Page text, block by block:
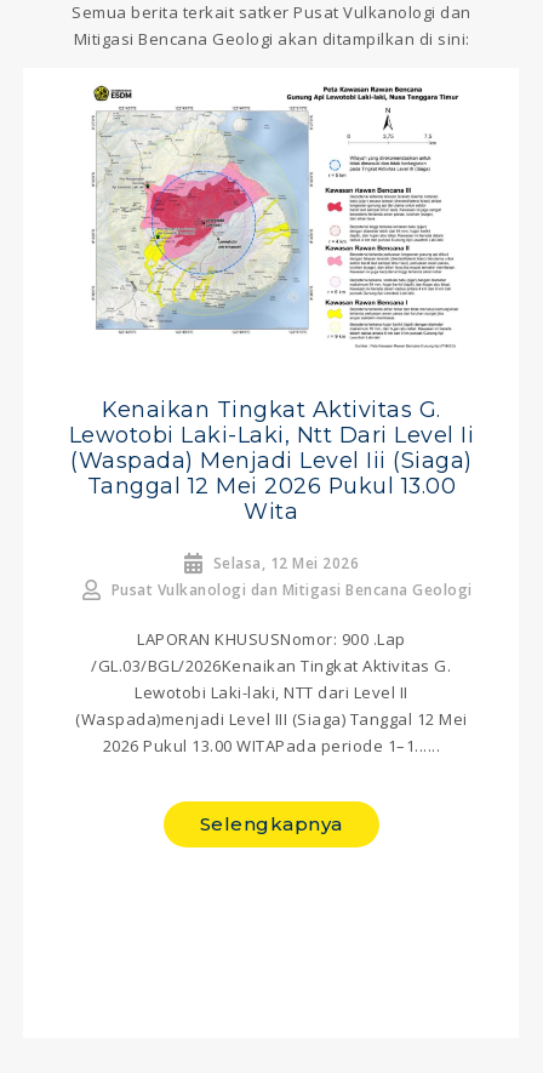
Semua berita terkait satker Pusat Vulkanologi dan
Mitigasi Bencana Geologi akan ditampilkan di sini:
Kenaikan Tingkat Aktivitas G.
Lewotobi Laki-Laki, Ntt Dari Level Ii
(waspada) Menjadi Level Iii (siaga)
Tanggal 12 Mei 2026 Pukul 13.00
Wita
Selasa, 12 Mei 2026
Pusat Vulkanologi dan Mitigasi Bencana Geologi
LAPORAN KHUSUSNomor: 900 .Lap
/GL.03/BGL/2026Kenaikan Tingkat Aktivitas G.
Lewotobi Laki-laki, NTT dari Level II
(Waspada)menjadi Level III (Siaga) Tanggal 12 Mei
2026 Pukul 13.00 WITAPada periode 1–1......
Selengkapnya